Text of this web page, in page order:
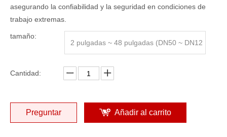
asegurando la confiabilidad y la seguridad en condiciones de
trabajo extremas.
tamaño:
2 pulgadas ~ 48 pulgadas (DN50 ~ DN12
Cantidad:
Preguntar Añadir al carrito